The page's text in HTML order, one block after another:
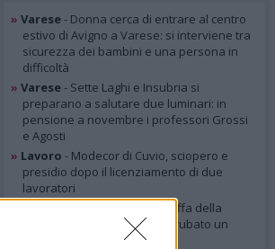
» Varese- Donna cerca di entrare al centro
estivo di Avigno a Varese: si interviene tra
sicurezza dei bambini e una persona in
difficoltà
» Varese- Sette Laghi e Insubria si
preparano a salutare due luminari: in
pensione a novembre i professori Grossi
e Agosti
» Lavoro - Modecor di Cuvio, sciopero e
presidio dopo il licenziamento di due
lavoratori
- “Attenzione alla truffa della
gomma tagliata: così hanno rubato un
borsello ad Azzate”